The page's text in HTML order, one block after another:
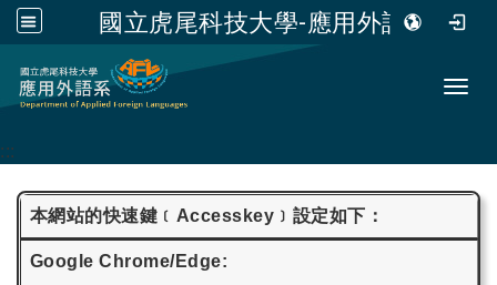
國立虎尾科技大學-應用外語系
跳到主要內容
:::
本網站的快速鍵﹝Accesskey﹞設定如下：
Google Chrome/Edge: